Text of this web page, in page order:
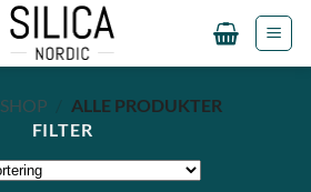
SHOP
ALLE PRODUKTER
FILTER